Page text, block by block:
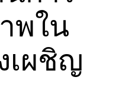
พใน
เผชิญ